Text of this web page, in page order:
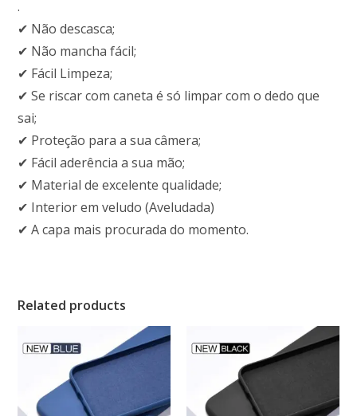
.
✔ Não descasca;
✔ Não mancha fácil;
✔ Fácil Limpeza;
✔ Se riscar com caneta é só limpar com o dedo que
sai;
✔ Proteção para a sua câmera;
✔ Fácil aderência a sua mão;
✔ Material de excelente qualidade;
✔ Interior em veludo (Aveludada)
✔ A capa mais procurada do momento.
Related products